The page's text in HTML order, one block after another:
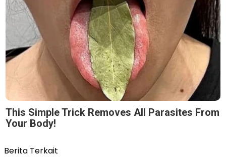
This Simple Trick Removes All Parasites From
Your Body!
Berita Terkait